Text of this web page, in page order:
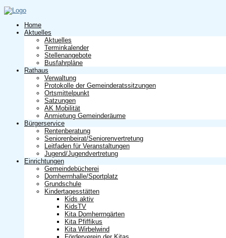
Home
Aktuelles
Aktuelles
Terminkalender
Stellenangebote
Busfahrpläne
Rathaus
Verwaltung
Protokolle der Gemeinderatssitzungen
Ortsmittelpunkt
Satzungen
AK Mobilität
Anmietung Gemeinderäume
Bürgerservice
Rentenberatung
Seniorenbeirat/Seniorenvertretung
Leitfaden für Veranstaltungen
Jugend/Jugendvertretung
Einrichtungen
Gemeindebücherei
Domherrnhalle/Sportplatz
Grundschule
Kindertagesstätten
Kids aktiv
KidsTV
Kita Domherrngärten
Kita Pfiffikus
Kita Wirbelwind